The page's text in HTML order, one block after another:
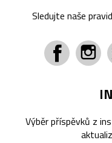
Sledujte naše
Výběr příspěvků z